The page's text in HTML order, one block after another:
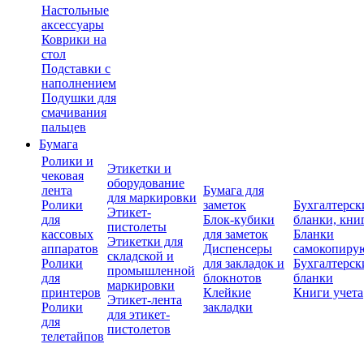
Настольные
аксессуары
Коврики на
стол
Подставки с
наполнением
Подушки для
смачивания
пальцев
Бумага
Ролики и
чековая
лента
Ролики
для
кассовых
аппаратов
Ролики
для
принтеров
Ролики
для
телетайпов
Этикетки и
оборудование
для маркировки
Этикет-
пистолеты
Этикетки для
складской и
промышленной
маркировки
Этикет-лента
для этикет-
пистолетов
Бумага для
заметок
Блок-кубики
для заметок
Диспенсеры
для закладок и
блокнотов
Клейкие
закладки
бланки,
Бланки
бланки
Книги учета